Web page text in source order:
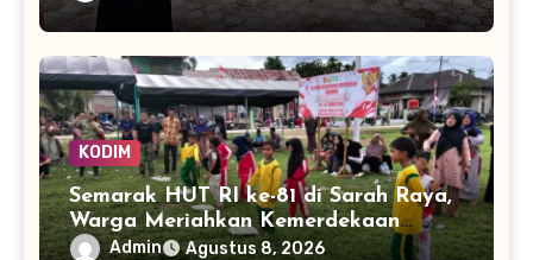
KODIM
Semarak HUT RI ke-81 di Sarah Raya,
Warga Meriahkan Kemerdekaan
dengan Lomba Balap Karung
Admin Agustus 8, 2026